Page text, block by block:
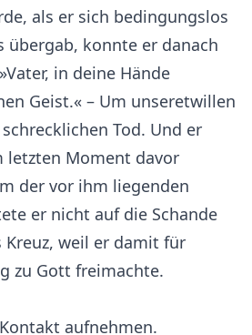
als er sich bedingungslos
übergab, konnte er danach
in deine Hände
Geist.« – Um unseretwillen
Tod. Und er
letzten Moment davor
der vor ihm liegenden
er nicht auf die Schande
weil er damit für
zu Gott freimachte.
aufnehmen.